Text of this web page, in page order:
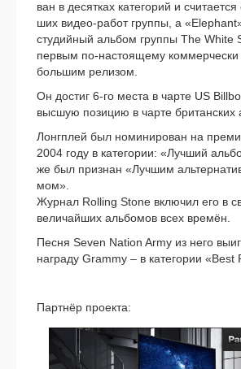
ван в десят­ках кате­го­рий и
ших видео-работ груп­пы, а
сту­дий­ный аль­бом груп­пы The White
пер­вым по-настоящему
боль­шим рели­зом.
Он достиг 6‑го места в чар­те US
выс­шую пози­цию в чар­те бри­тан­ских
Лонгплей был номи­ни­ро­ван на
2004 году в кате­го­рии: «Лучший
же был при­знан «Лучшим
мом».
Журнал Rolling Stone вклю­чил его в
вели­чай­ших аль­бо­мов всех вре­мён.
Песня Seven Nation Army из него
награ­ду Grammy – в кате­го­рии «Best
Партнёр про­ек­та: